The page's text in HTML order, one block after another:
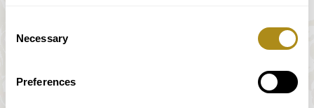
Selection
Necessary
Preferences
Programm